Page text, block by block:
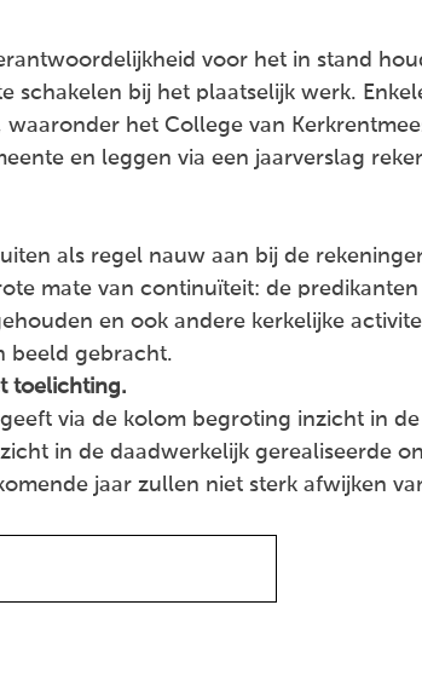
voor het in stand
schakelen bij het plaatselijk werk.
het College van
en leggen via een jaarverslag
als regel nauw aan bij de
mate van continuïteit: de
en ook andere kerkelijke
beeld gebracht.
toelichting.
via de kolom begroting inzicht in
in de daadwerkelijk gerealiseerde
jaar zullen niet sterk afwijken